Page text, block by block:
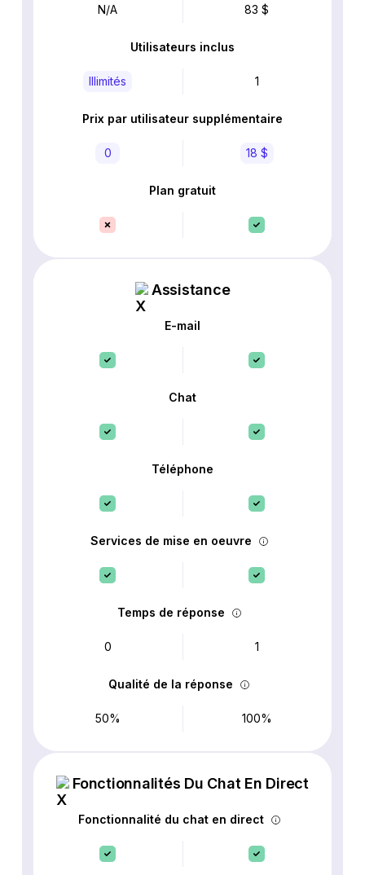
N/A 83 $
Utilisateurs inclus
Illimités 1
Prix par utilisateur supplémentaire
0 18 $
Plan gratuit
Assistance
E-mail
Chat
Téléphone
Services de mise en oeuvre
Temps de réponse
0 1
Qualité de la réponse
50% 100%
Fonctionnalités Du Chat En Direct
Fonctionnalité du chat en direct